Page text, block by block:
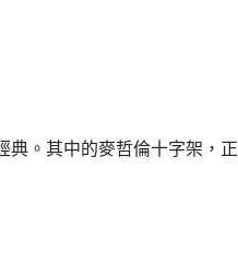
典。其中的麥哲倫十字架，正